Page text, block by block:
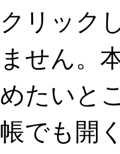
クリック
ません。
めたいと
帳でも開